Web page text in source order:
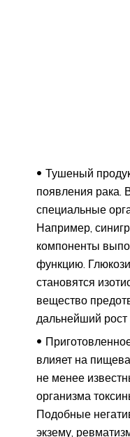
Тушеный
появления рака.
специальные
Например,
компоненты
функцию.
становятся
вещество
дальнейший рост
влияет на
не менее
организма
Подобные
экзему,